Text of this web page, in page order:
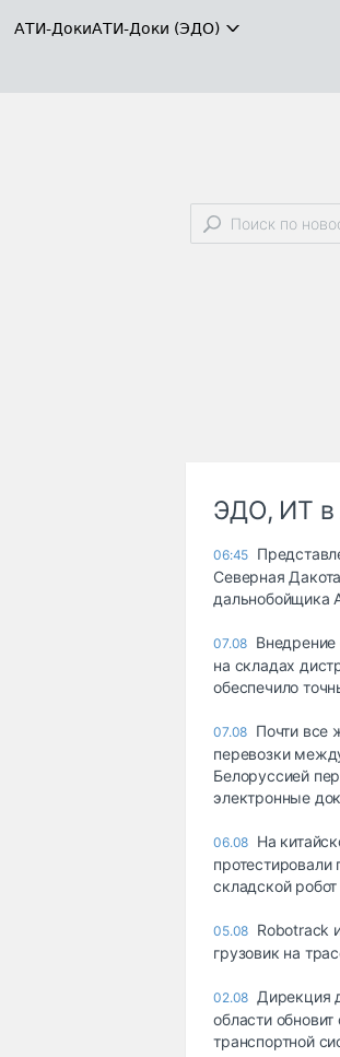
АТИ-ДокиАТИ-Доки (ЭДО)
ЭДО, ИТ в
06:45
Северная
дальнобойщика
07.08
на складах
обеспечило
07.08 Почти все
перевозки
Белоруссией
электронные
06.08 На
складской робот
05.08 Robotrack
грузовик на
02.08 Дирекция
области обновит
транспортной